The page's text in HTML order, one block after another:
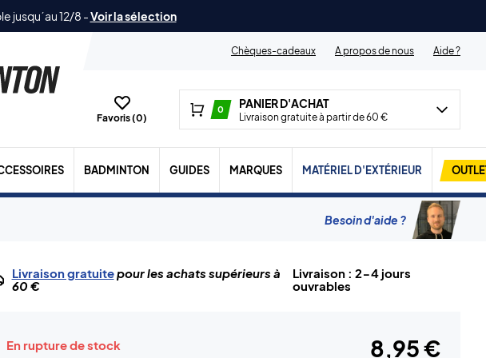
jusqu´au 12/8 -Voir la sélection
Chèques-cadeaux
A propos de nous Aide ?
Favoris (0)
0 PANIER D'ACHAT
Livraison gratuite à partir de 60 €
BADMINTON GUIDES MARQUES MATÉRIEL D'EXTÉRIEUR
Besoin d'aide ?
Livraison gratuitepour les achats supérieurs à
60 €
Livraison : 2-4 jours
ouvrables
En rupture de stock 8,95 €